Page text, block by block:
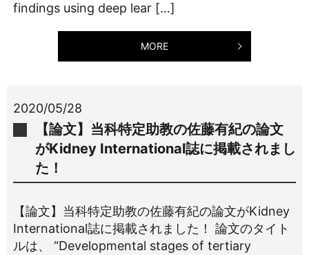
findings using deep lear […]
MORE
2020/05/28
【論文】当科特定助教の佐藤有紀の論文
がKidney International誌に掲載されまし
た！
【論文】当科特定助教の佐藤有紀の論文がKidney
International誌に掲載されました！ 論文のタイト
ルは、 “Developmental stages of tertiary